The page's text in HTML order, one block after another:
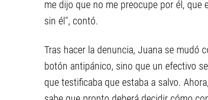
me dijo que no me preocupe por él, que
sin él", contó.
Tras hacer la denuncia, Juana se mudó
botón antipánico, sino que un efectivo
que testificaba que estaba a salvo.